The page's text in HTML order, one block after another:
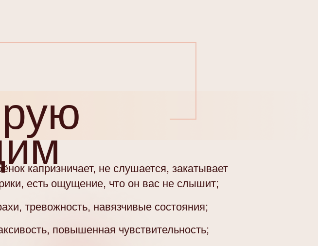
капризничает, не слушается, закатывает
есть ощущение, что он вас не слышит;
тревожность, навязчивые состояния;
повышенная чувствительность;